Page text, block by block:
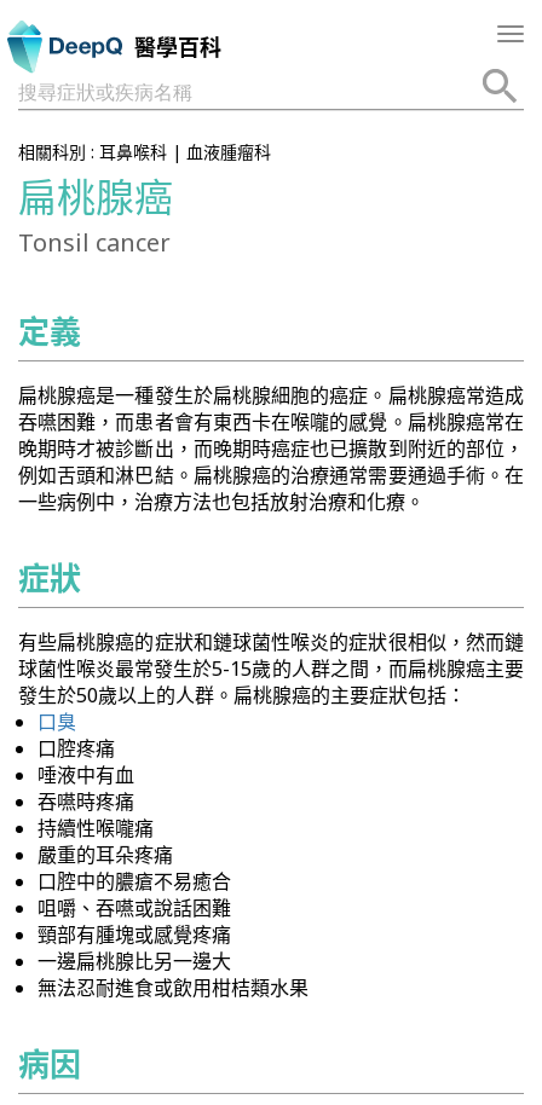
醫學百科
搜尋症狀或疾病名稱
相關科別 : 耳鼻喉科 | 血液腫瘤科
扁桃腺癌
Tonsil cancer
定義
扁桃腺癌是一種發生於扁桃腺細胞的癌症。扁桃腺癌常造成
吞嚥困難，而患者會有東西卡在喉嚨的感覺。扁桃腺癌常在
晚期時才被診斷出，而晚期時癌症也已擴散到附近的部位，
例如舌頭和淋巴結。扁桃腺癌的治療通常需要通過手術。在
一些病例中，治療方法也包括放射治療和化療。
症狀
有些扁桃腺癌的症狀和鏈球菌性喉炎的症狀很相似，然而鏈
球菌性喉炎最常發生於5-15歲的人群之間，而扁桃腺癌主要
發生於50歲以上的人群。扁桃腺癌的主要症狀包括：
口臭
口腔疼痛
唾液中有血
吞嚥時疼痛
持續性喉嚨痛
嚴重的耳朵疼痛
口腔中的膿瘡不易癒合
咀嚼、吞嚥或說話困難
頸部有腫塊或感覺疼痛
一邊扁桃腺比另一邊大
無法忍耐進食或飲用柑桔類水果
病因